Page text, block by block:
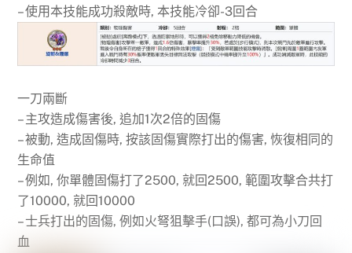
– 使用本技能成功殺敵時, 本技能冷卻-3回合
一刀兩斷
– 主攻造成傷害後, 追加1次2倍的固傷
– 被動, 造成固傷時, 按該固傷實際打出的傷害, 恢復相同的
生命值
– 例如, 你單體固傷打了2500, 就回2500, 範圍攻擊合共打
了10000, 就回10000
– 士兵打出的固傷, 例如火弩狙擊手(口誤), 都可為小刀回
血